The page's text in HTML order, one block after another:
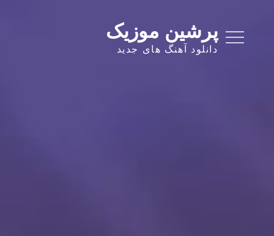
content
پرشین موزیک
دانلود آهنگ های جدید